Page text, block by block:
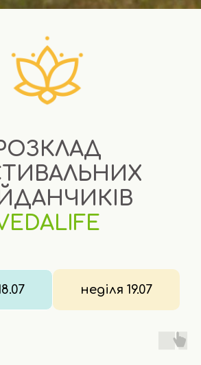
неділя 19.07